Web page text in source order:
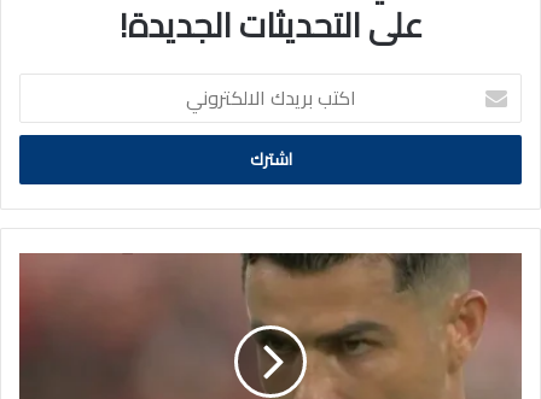
على التحديثات الجديدة!
اكتب
بريدك
الالكتروني
رونالدو
يردد